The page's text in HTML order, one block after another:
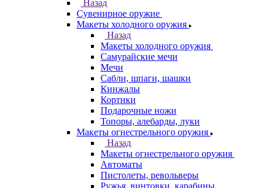
Назад
Сувенирное оружие
Макеты холодного оружия
Назад
Макеты холодного оружия
Самурайские мечи
Мечи
Сабли, шпаги, шашки
Кинжалы
Кортики
Подарочные ножи
Топоры, алебарды, луки
Макеты огнестрельного оружия
Назад
Макеты огнестрельного оружия
Автоматы
Пистолеты, револьверы
Ружья, винтовки, карабины